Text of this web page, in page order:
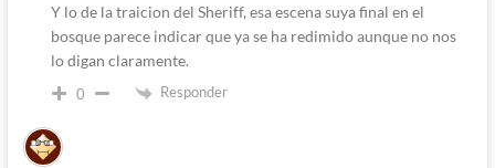
Y lo de la traicion del Sheriff, esa escena suya final en el
bosque parece indicar que ya se ha redimido aunque no nos
lo digan claramente.
0 Responder